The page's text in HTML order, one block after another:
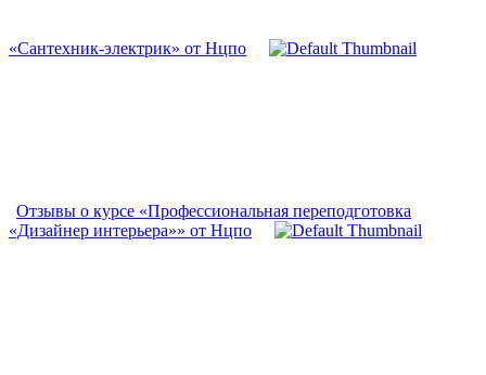
«Сантехник-электрик» от Нцпо
Отзывы о курсе «Профессиональная переподготовка
«Дизайнер интерьера»» от Нцпо